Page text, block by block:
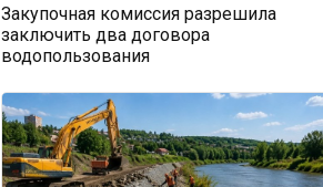
Закупочная комиссия разрешила
заключить два договора
водопользования